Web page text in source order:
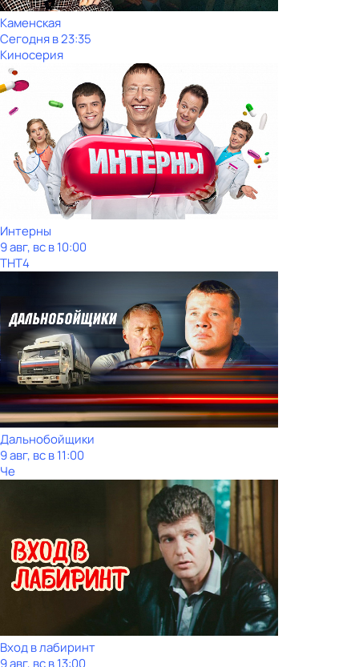
Каменская
Сегодня в 23:35
Киносерия
Интерны
9 авг, вс в 10:00
ТНТ4
Дальнобойщики
9 авг, вс в 11:00
Че
Вход в лабиринт
9 авг, вс в 13:00